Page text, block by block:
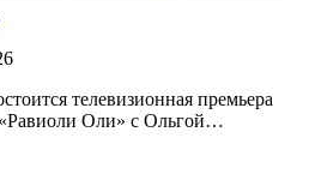
телевизионная премьера
Оли» с Ольгой…